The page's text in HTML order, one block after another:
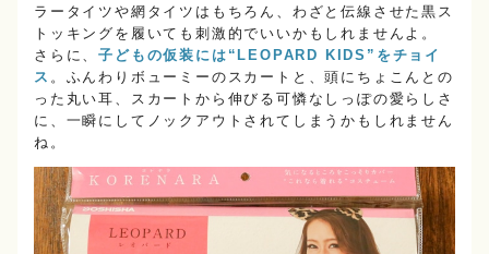
ラータイツや網タイツはもちろん、わざと伝線させた黒ス
トッキングを履いても刺激的でいいかもしれませんよ。
さらに、子どもの仮装には“LEOPARD KIDS”をチョイ
ス 。ふんわりボューミーのスカートと、頭にちょこんとの
った丸い耳、スカートから伸びる可憐なしっぽの愛らしさ
に、一瞬にしてノックアウトされてしまうかもしれません
ね。